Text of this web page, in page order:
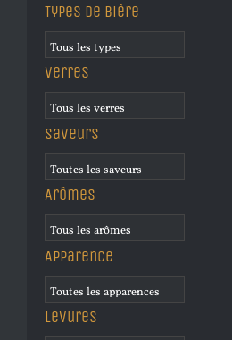
Types de bière
Verres
Saveurs
Arômes
Apparence
Levures